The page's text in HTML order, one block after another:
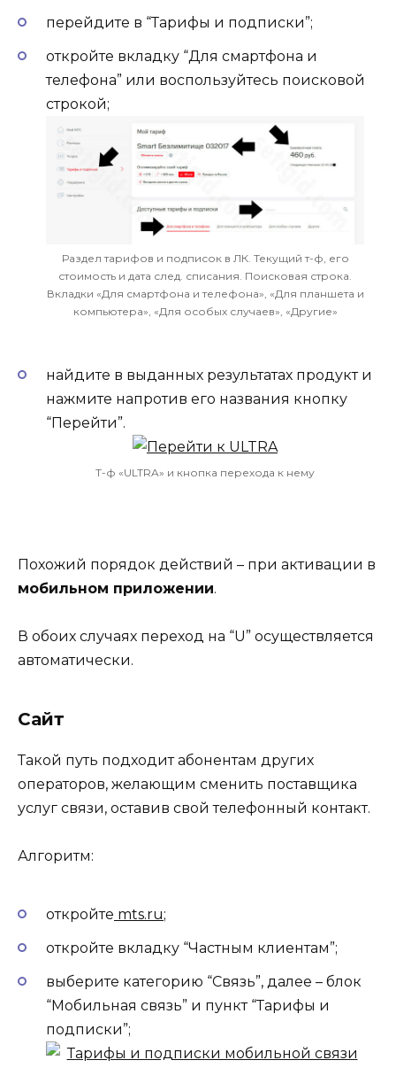
перейдите в “Тарифы и подписки”;
откройте вкладку “Для смартфона и
телефона” или воспользуйтесь поисковой
строкой;
Раздел тарифов и подписок в ЛК. Текущий т-ф, его
стоимость и дата след. списания. Поисковая строка.
Вкладки «Для смартфона и телефона», «Для планшета и
компьютера», «Для особых случаев», «Другие»
найдите в выданных результатах продукт и
нажмите напротив его названия кнопку
“Перейти”.
Т-ф «ULTRA» и кнопка перехода к нему
Похожий порядок действий – при активации в
мобильном приложении.
В обоих случаях переход на “U” осуществляется
автоматически.
Сайт
Такой путь подходит абонентам других
операторов, желающим сменить поставщика
услуг связи, оставив свой телефонный контакт.
Алгоритм:
откройте mts.ru;
откройте вкладку “Частным клиентам”;
выберите категорию “Связь”, далее – блок
“Мобильная связь” и пункт “Тарифы и
подписки”;